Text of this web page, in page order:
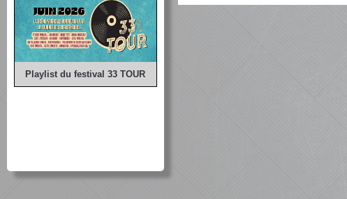
Playlist du festival 33 TOUR